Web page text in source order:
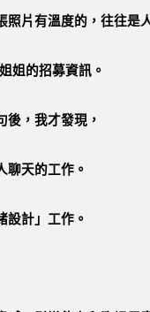
片有溫度的，往往是
姐的招募資訊。
後，我才發現，
聊天的工作。
設計」工作。